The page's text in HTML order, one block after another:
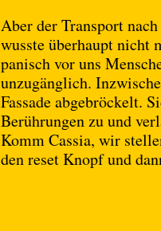
Aber der Transport
wusste überhaupt nicht
panisch vor uns
unzugänglich.
Fassade abgebröckelt.
Berührungen zu und
Komm Cassia, wir
den reset Knopf und